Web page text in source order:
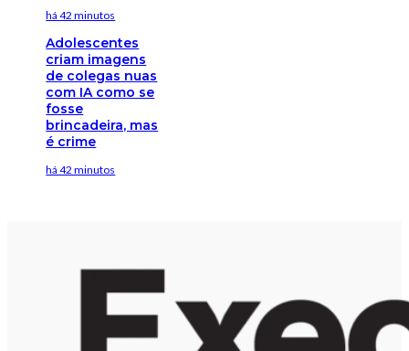
há 42 minutos
Adolescentes
criam imagens
de colegas nuas
com IA como se
fosse
brincadeira, mas
é crime
há 42 minutos